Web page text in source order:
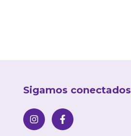
Sigamos conectados